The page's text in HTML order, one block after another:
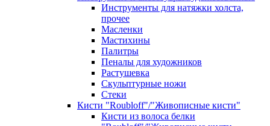
Инструменты для натяжки холста,
прочее
Масленки
Мастихины
Палитры
Пеналы для художников
Растушевка
Скульптурные ножи
Стеки
Кисти "Roubloff"/"Живописные кисти"
Кисти из волоса белки